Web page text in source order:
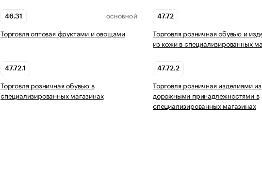
46.31 ОСНОВНОЙ
Торговля оптовая фруктами и овощами
47.72
Торговля розничная обувью и
из кожи в специализированных
47.72.1
Торговля розничная обувью в
специализированных магазинах
47.72.2
Торговля розничная изделиями
дорожными принадлежностями в
специализированных магазинах